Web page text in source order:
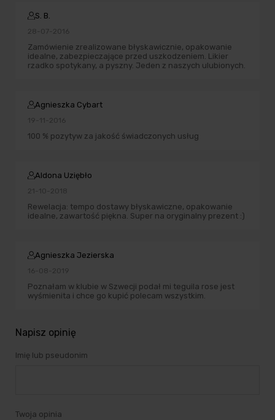
S. B.
28-07-2016
Zamówienie zrealizowane błyskawicznie, opakowanie
idealne, zabezpieczające przed uszkodzeniem. Likier
rzadko spotykany, a pyszny. Jeden z naszych ulubionych.
Agnieszka Cybart
19-11-2016
100 % pozytyw za jakość świadczonych usług
Aldona Uziębło
21-10-2018
Rewelacja: tempo dostawy błyskawiczne, opakowanie
idealne, zawartość piękna. Super na oryginalny prezent :)
Agnieszka Jezierska
16-08-2019
Poznałam w klubie w Szwecji podał mi teguila rose jest
wyśmienita i chce go kupić polecam wszystkim.
Napisz opinię
Imię lub pseudonim
Twoja opinia